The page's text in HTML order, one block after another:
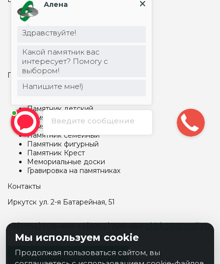
Вазы
Столбы, шары
Столы и лавки из металла
Столы и лавки из гранита
Памятники и гравировка
Арки и капеллы
Памятник детский
Памятник прямоугольный
Памятник Скалы
Памятник семейный
Памятник фигурный
Памятник Крест
Мемориальные доски
Гравировка на памятниках
Контакты
Иркутск ул. 2-я Батарейная, 51
+7(3952)708-458 +7(3952)708-459 zkirk38@mail.ru
Получить консультацию
Мы используем cookie
Продолжая пользоваться сайтом, вы
Введите сообщение
Алена
Здравствуйте!
Какой памятник вас
интересует? Помогу с
выбором!
Напишите мне!)